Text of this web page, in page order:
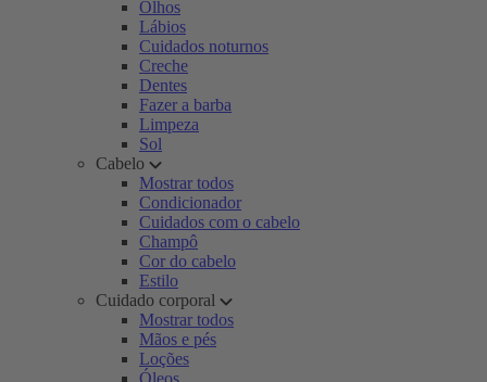
Olhos
Lábios
Cuidados noturnos
Creche
Dentes
Fazer a barba
Limpeza
Sol
Cabelo
Mostrar todos
Condicionador
Cuidados com o cabelo
Champô
Cor do cabelo
Estilo
Cuidado corporal
Mostrar todos
Mãos e pés
Loções
Óleos